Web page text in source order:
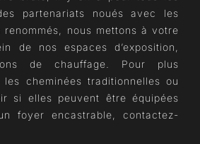
partenariats noués avec les
nous mettons à votre
de nos espaces d’exposition,
de chauffage. Pour plus
les cheminées traditionnelles ou
si elles peuvent être équipées
foyer encastrable, contactez-